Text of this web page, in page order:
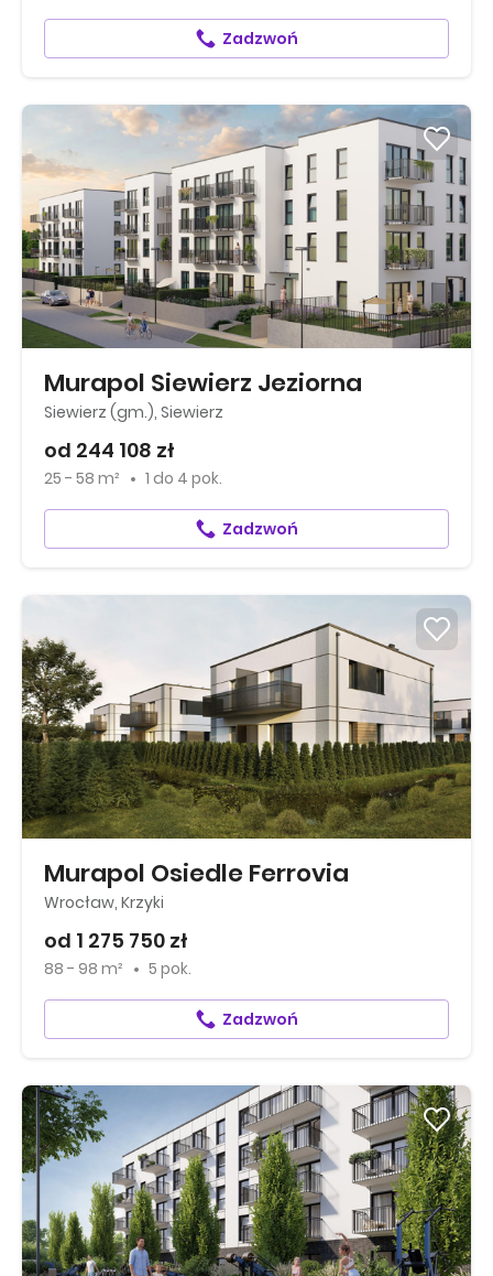
Zadzwoń
Murapol Siewierz Jeziorna
Siewierz (gm.), Siewierz
od 244 108 zł
25 - 58 m² 1 do 4 pok.
Zadzwoń
Murapol Osiedle Ferrovia
Wrocław, Krzyki
od 1 275 750 zł
88 - 98 m² 5 pok.
Zadzwoń